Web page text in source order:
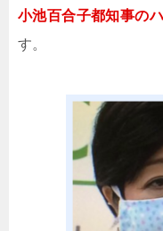
小池百合子都知事の
す。